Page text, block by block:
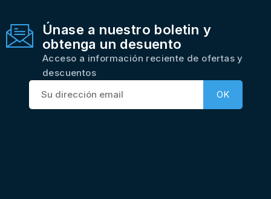
Únase a nuestro boletin y
obtenga un desuento
Acceso a información reciente de ofertas y
descuentos